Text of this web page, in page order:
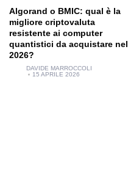
Algorand o BMIC: qual è la
migliore criptovaluta
resistente ai computer
quantistici da acquistare nel
2026?
DAVIDE MARROCCOLI
15 APRILE 2026